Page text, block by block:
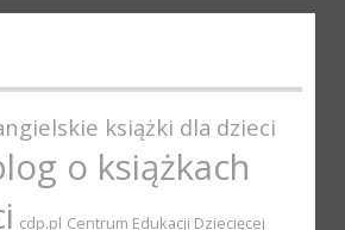
książki dla dzieci
o książkach
cdp.pl Centrum Edukacji Dziecięcej